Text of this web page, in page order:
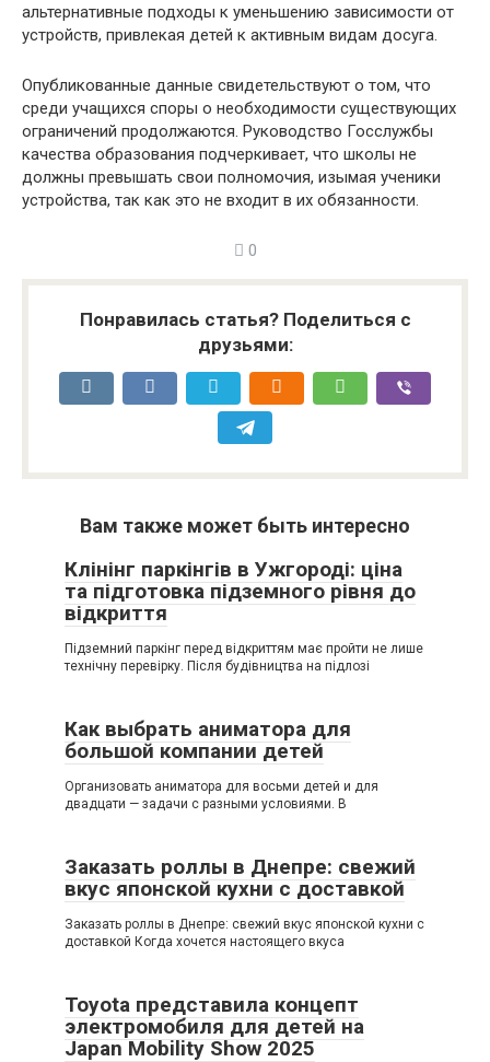
альтернативные подходы к уменьшению зависимости от
устройств, привлекая детей к активным видам досуга.
Опубликованные данные свидетельствуют о том, что
среди учащихся споры о необходимости существующих
ограничений продолжаются. Руководство Госслужбы
качества образования подчеркивает, что школы не
должны превышать свои полномочия, изымая ученики
устройства, так как это не входит в их обязанности.
0
Понравилась статья? Поделиться с
друзьями:
Вам также может быть интересно
Клінінг паркінгів в Ужгороді: ціна
та підготовка підземного рівня до
відкриття
Підземний паркінг перед відкриттям має пройти не лише
технічну перевірку. Після будівництва на підлозі
Как выбрать аниматора для
большой компании детей
Организовать аниматора для восьми детей и для
двадцати — задачи с разными условиями. В
Заказать роллы в Днепре: свежий
вкус японской кухни с доставкой
Заказать роллы в Днепре: свежий вкус японской кухни с
доставкой Когда хочется настоящего вкуса
Toyota представила концепт
электромобиля для детей на
Japan Mobility Show 2025